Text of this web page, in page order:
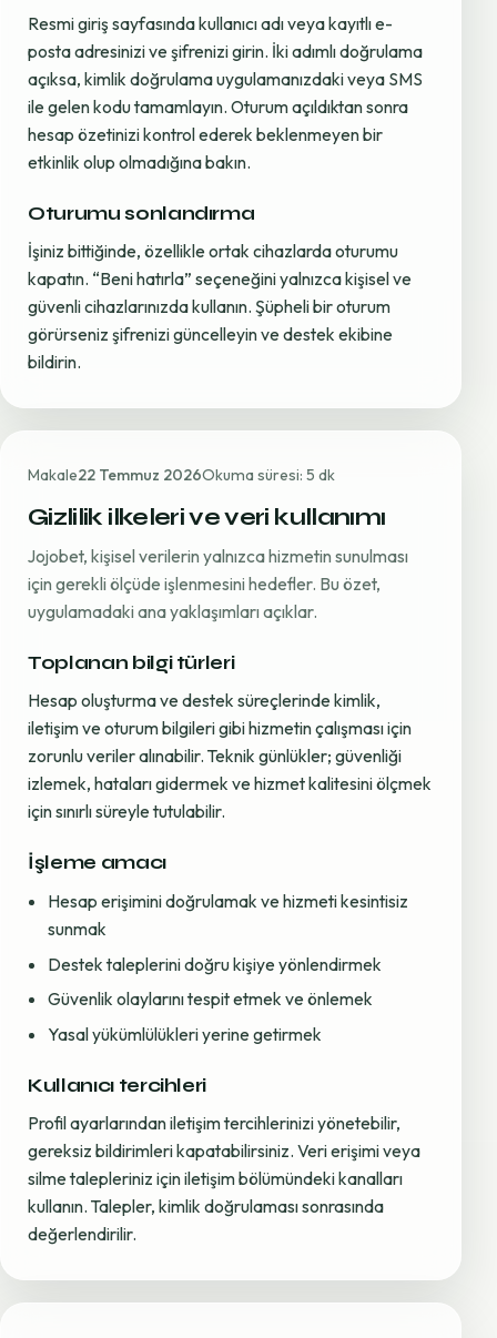
Resmi giriş sayfasında kullanıcı adı veya kayıtlı e-
posta adresinizi ve şifrenizi girin. İki adımlı doğrulama
açıksa, kimlik doğrulama uygulamanızdaki veya SMS
ile gelen kodu tamamlayın. Oturum açıldıktan sonra
hesap özetinizi kontrol ederek beklenmeyen bir
etkinlik olup olmadığına bakın.
Oturumu sonlandırma
İşiniz bittiğinde, özellikle ortak cihazlarda oturumu
kapatın. “Beni hatırla” seçeneğini yalnızca kişisel ve
güvenli cihazlarınızda kullanın. Şüpheli bir oturum
görürseniz şifrenizi güncelleyin ve destek ekibine
bildirin.
Makale22 Temmuz 2026Okuma süresi: 5 dk
Gizlilik ilkeleri ve veri kullanımı
Jojobet, kişisel verilerin yalnızca hizmetin sunulması
için gerekli ölçüde işlenmesini hedefler. Bu özet,
uygulamadaki ana yaklaşımları açıklar.
Toplanan bilgi türleri
Hesap oluşturma ve destek süreçlerinde kimlik,
iletişim ve oturum bilgileri gibi hizmetin çalışması için
zorunlu veriler alınabilir. Teknik günlükler; güvenliği
izlemek, hataları gidermek ve hizmet kalitesini ölçmek
için sınırlı süreyle tutulabilir.
İşleme amacı
Hesap erişimini doğrulamak ve hizmeti kesintisiz
sunmak
Destek taleplerini doğru kişiye yönlendirmek
Güvenlik olaylarını tespit etmek ve önlemek
Yasal yükümlülükleri yerine getirmek
Kullanıcı tercihleri
Profil ayarlarından iletişim tercihlerinizi yönetebilir,
gereksiz bildirimleri kapatabilirsiniz. Veri erişimi veya
silme talepleriniz için iletişim bölümündeki kanalları
kullanın. Talepler, kimlik doğrulaması sonrasında
değerlendirilir.